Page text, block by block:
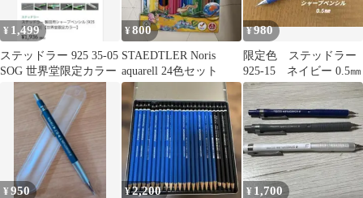
¥ 1,499
ステッドラー 925 35-05
SOG 世界堂限定カラー
¥800
STAEDTLER Noris
aquarell 24色セット
¥980
限定色 ステッドラー
925-15 ネイビー 0.5㎜
¥950 ¥2,200 ¥ 1,700